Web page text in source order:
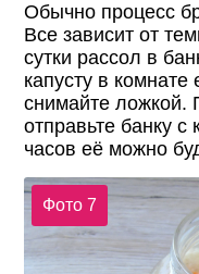
Обычно процесс
Все зависит от
сутки рассол в
капусту в
снимайте ложкой.
отправьте банку
часов её можно
Фото 7